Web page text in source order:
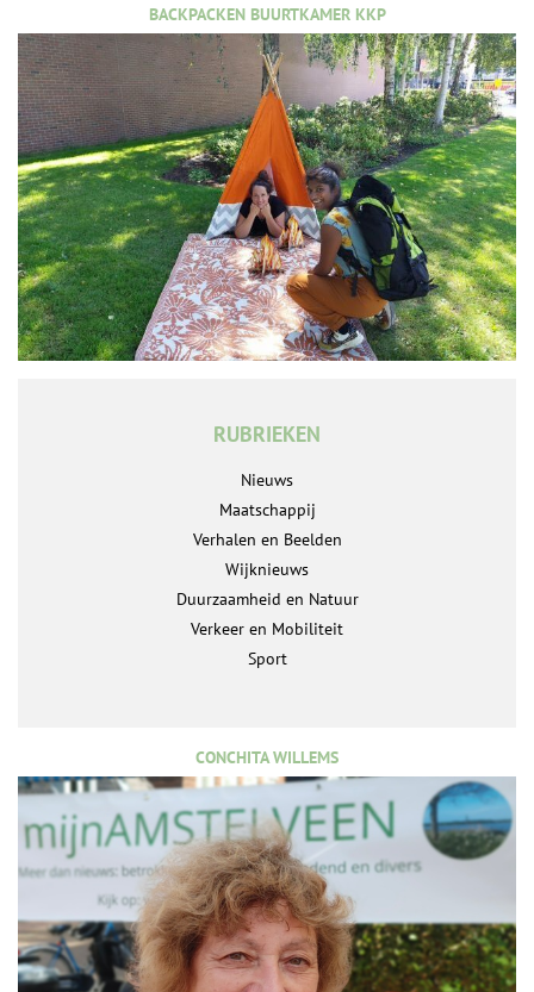
BACKPACKEN BUURTKAMER KKP
RUBRIEKEN
Nieuws
Maatschappij
Verhalen en Beelden
Wijknieuws
Duurzaamheid en Natuur
Verkeer en Mobiliteit
Sport
CONCHITA WILLEMS